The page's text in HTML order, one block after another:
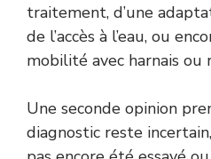
traitement, d’une
de l’accès à l’eau, ou
mobilité avec harnais ou
Une seconde opinion
diagnostic reste